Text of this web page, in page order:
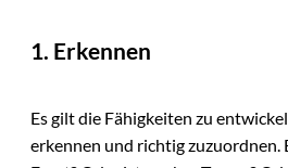
1. Erkennen
Es gilt die Fähigkeiten zu
erkennen und richtig zuzuordnen.